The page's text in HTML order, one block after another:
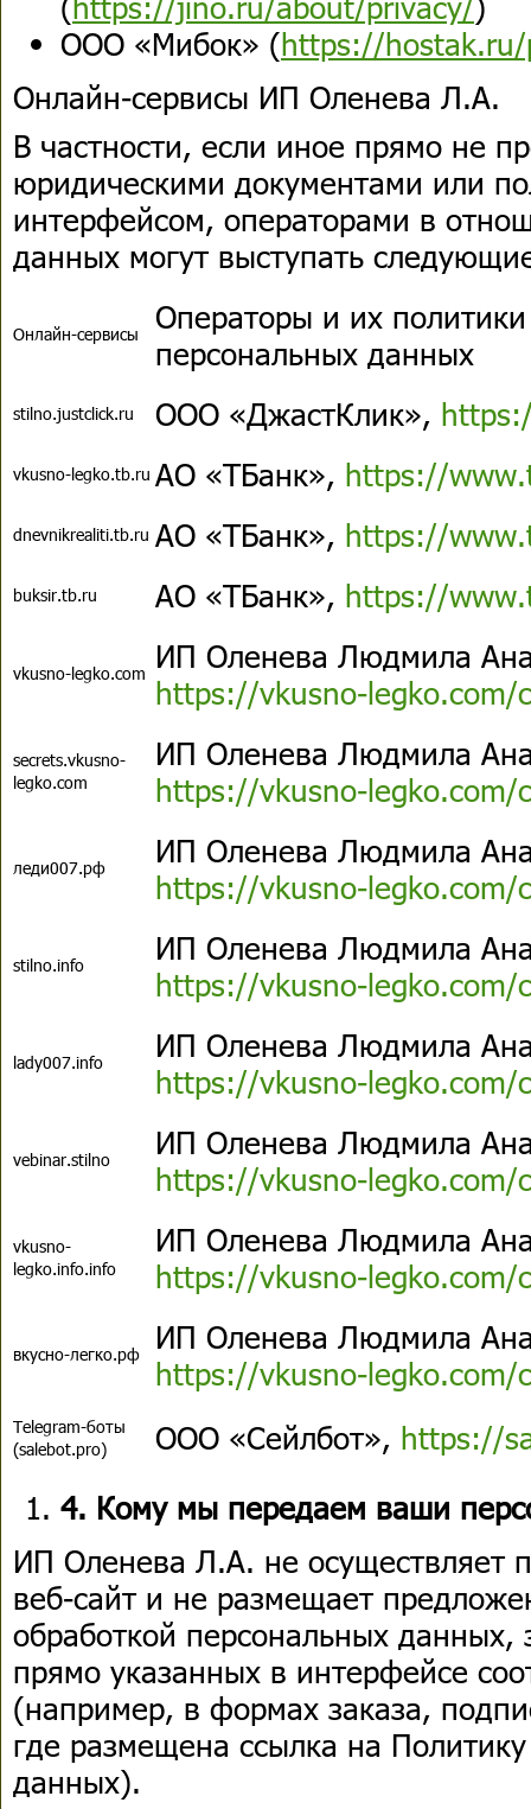
ООО «Мибок» (https://
Онлайн-сервисы ИП Оленева Л.А.
В частности, если иное прямо не
юридическими документами или
интерфейсом, операторами в
данных могут выступать
Онлайн-сервисы
Операторы и их
персональных данных
stilno.justclick.ru ООО «ДжастКлик»,
vkusno-legko.tb.ru АО «ТБанк», https://
dnevnikrealiti.tb.ru АО «ТБанк», https://
buksir.tb.ru АО «ТБанк», https://
vkusno-legko.com ИП Оленева Людмила
https://vkusno-legko.com/
secrets.vkusno-
legko.com
ИП Оленева Людмила
https://vkusno-legko.com/
леди007.рф
ИП Оленева Людмила
https://vkusno-legko.com/
stilno.info
ИП Оленева Людмила
https://vkusno-legko.com/
lady007.info
ИП Оленева Людмила
https://vkusno-legko.com/
vebinar.stilno
ИП Оленева Людмила
https://vkusno-legko.com/
vkusno-
legko.info.info
ИП Оленева Людмила
https://vkusno-legko.com/
вкусно-легко.рф
ИП Оленева Людмила
https://vkusno-legko.com/
Telegram-боты
(salebot.pro)
ООО «Сейлбот», https://
4. Кому мы передаем ваши
ИП Оленева Л.А. не осуществляет
веб-сайт и не размещает
обработкой персональных данных,
прямо указанных в интерфейсе
(например, в формах заказа,
где размещена ссылка на
данных).